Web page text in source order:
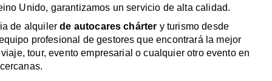
Unido, garantizamos un servicio de alta calidad.
de alquilerde autocares chárter y turismo desde
profesional de gestores que encontrará la mejor
tour, evento empresarial o cualquier otro evento en